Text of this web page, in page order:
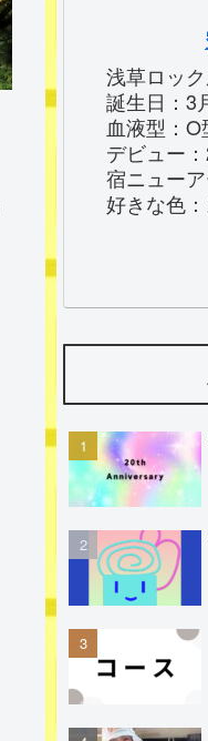
浅草ロッ
誕生日：3
血液型：O
デビュー
宿ニュー
好きな色